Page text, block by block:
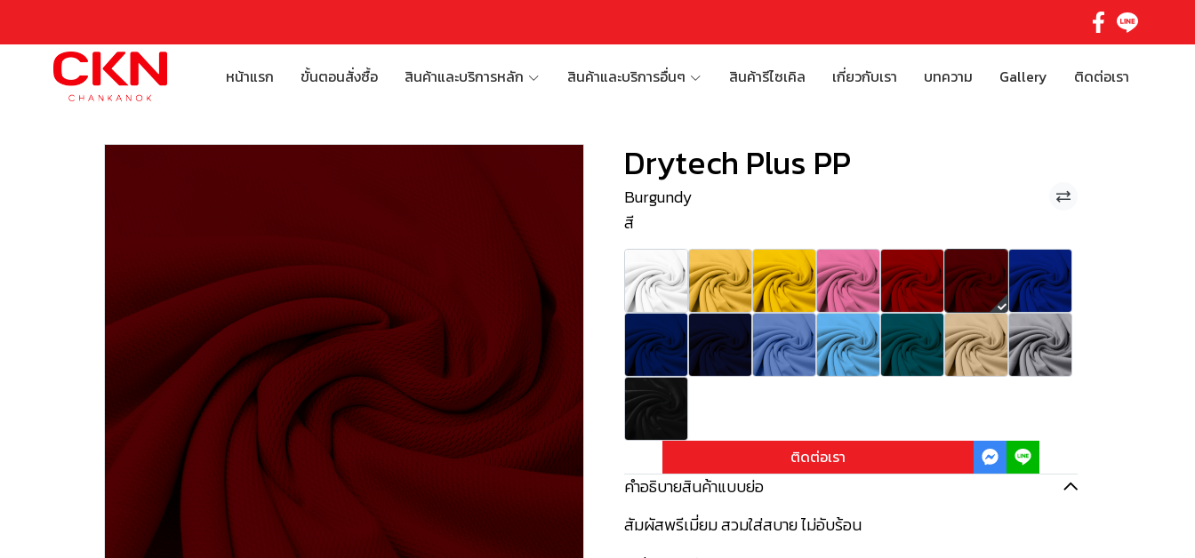
หน้าแรก ขั้นตอนสั่งซื้อ สินค้าและบริการหลัก สินค้าและบริการอื่นๆ สินค้ารีไซเคิล เกี่ยวกับเรา บทความ Gallery ติดต่อเรา
Drytech Plus PP
Burgundy
สี
ติดต่อเรา
คำอธิบายสินค้าแบบย่อ
สัมผัสพรีเมี่ยม สวมใส่สบาย ไม่อับร้อน